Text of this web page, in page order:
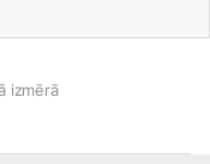
izmērā